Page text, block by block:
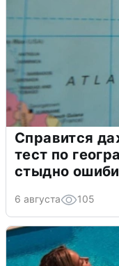
Справится
тест по
стыдно
6 августа 105